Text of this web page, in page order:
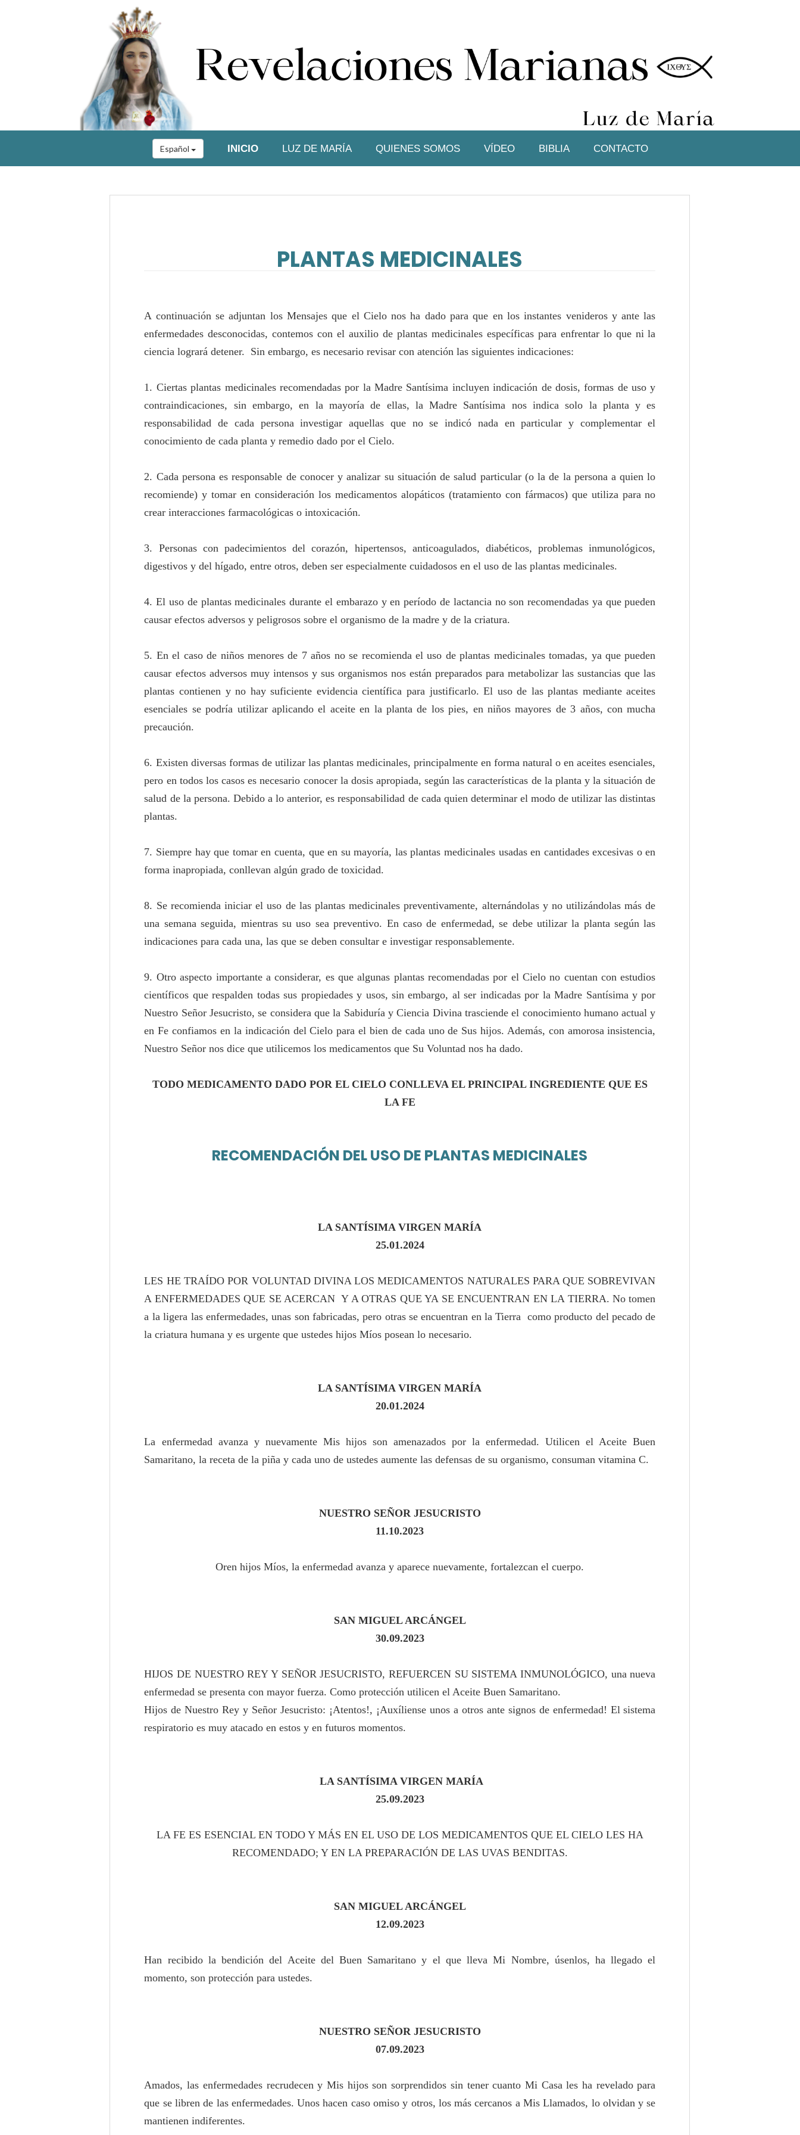
Español INICIO LUZ DE MARÍA QUIENES SOMOS VÍDEO BIBLIA CONTACTO
PLANTAS MEDICINALES
A continuación se adjuntan los Mensajes que el Cielo nos ha dado para que en los instantes venideros y ante las
enfermedades desconocidas, contemos con el auxilio de plantas medicinales específicas para enfrentar lo que ni la
ciencia logrará detener. Sin embargo, es necesario revisar con atención las siguientes indicaciones:
1. Ciertas plantas medicinales recomendadas por la Madre Santísima incluyen indicación de dosis, formas de uso y
contraindicaciones, sin embargo, en la mayoría de ellas, la Madre Santísima nos indica solo la planta y es
responsabilidad de cada persona investigar aquellas que no se indicó nada en particular y complementar el
conocimiento de cada planta y remedio dado por el Cielo.
2. Cada persona es responsable de conocer y analizar su situación de salud particular (o la de la persona a quien lo
recomiende) y tomar en consideración los medicamentos alopáticos (tratamiento con fármacos) que utiliza para no
crear interacciones farmacológicas o intoxicación.
3. Personas con padecimientos del corazón, hipertensos, anticoagulados, diabéticos, problemas inmunológicos,
digestivos y del hígado, entre otros, deben ser especialmente cuidadosos en el uso de las plantas medicinales.
4. El uso de plantas medicinales durante el embarazo y en período de lactancia no son recomendadas ya que pueden
causar efectos adversos y peligrosos sobre el organismo de la madre y de la criatura.
5. En el caso de niños menores de 7 años no se recomienda el uso de plantas medicinales tomadas, ya que pueden
causar efectos adversos muy intensos y sus organismos nos están preparados para metabolizar las sustancias que las
plantas contienen y no hay suficiente evidencia científica para justificarlo. El uso de las plantas mediante aceites
esenciales se podría utilizar aplicando el aceite en la planta de los pies, en niños mayores de 3 años, con mucha
precaución.
6. Existen diversas formas de utilizar las plantas medicinales, principalmente en forma natural o en aceites esenciales,
pero en todos los casos es necesario conocer la dosis apropiada, según las características de la planta y la situación de
salud de la persona. Debido a lo anterior, es responsabilidad de cada quien determinar el modo de utilizar las distintas
plantas.
7. Siempre hay que tomar en cuenta, que en su mayoría, las plantas medicinales usadas en cantidades excesivas o en
forma inapropiada, conllevan algún grado de toxicidad.
8. Se recomienda iniciar el uso de las plantas medicinales preventivamente, alternándolas y no utilizándolas más de
una semana seguida, mientras su uso sea preventivo. En caso de enfermedad, se debe utilizar la planta según las
indicaciones para cada una, las que se deben consultar e investigar responsablemente.
9. Otro aspecto importante a considerar, es que algunas plantas recomendadas por el Cielo no cuentan con estudios
científicos que respalden todas sus propiedades y usos, sin embargo, al ser indicadas por la Madre Santísima y por
Nuestro Señor Jesucristo, se considera que la Sabiduría y Ciencia Divina trasciende el conocimiento humano actual y
en Fe confiamos en la indicación del Cielo para el bien de cada uno de Sus hijos. Además, con amorosa insistencia,
Nuestro Señor nos dice que utilicemos los medicamentos que Su Voluntad nos ha dado.
TODO MEDICAMENTO DADO POR EL CIELO CONLLEVA EL PRINCIPAL INGREDIENTE QUE ES
LA FE
RECOMENDACIÓN DEL USO DE PLANTAS MEDICINALES
LA SANTÍSIMA VIRGEN MARÍA
25.01.2024
LES HE TRAÍDO POR VOLUNTAD DIVINA LOS MEDICAMENTOS NATURALES PARA QUE SOBREVIVAN
A ENFERMEDADES QUE SE ACERCAN Y A OTRAS QUE YA SE ENCUENTRAN EN LA TIERRA. No tomen
a la ligera las enfermedades, unas son fabricadas, pero otras se encuentran en la Tierra como producto del pecado de
la criatura humana y es urgente que ustedes hijos Míos posean lo necesario.
LA SANTÍSIMA VIRGEN MARÍA
20.01.2024
La enfermedad avanza y nuevamente Mis hijos son amenazados por la enfermedad. Utilicen el Aceite Buen
Samaritano, la receta de la piña y cada uno de ustedes aumente las defensas de su organismo, consuman vitamina C.
NUESTRO SEÑOR JESUCRISTO
11.10.2023
Oren hijos Míos, la enfermedad avanza y aparece nuevamente, fortalezcan el cuerpo.
SAN MIGUEL ARCÁNGEL
30.09.2023
HIJOS DE NUESTRO REY Y SEÑOR JESUCRISTO, REFUERCEN SU SISTEMA INMUNOLÓGICO, una nueva
enfermedad se presenta con mayor fuerza. Como protección utilicen el Aceite Buen Samaritano.
Hijos de Nuestro Rey y Señor Jesucristo: ¡Atentos!, ¡Auxíliense unos a otros ante signos de enfermedad! El sistema
respiratorio es muy atacado en estos y en futuros momentos.
LA SANTÍSIMA VIRGEN MARÍA
25.09.2023
LA FE ES ESENCIAL EN TODO Y MÁS EN EL USO DE LOS MEDICAMENTOS QUE EL CIELO LES HA
RECOMENDADO; Y EN LA PREPARACIÓN DE LAS UVAS BENDITAS.
SAN MIGUEL ARCÁNGEL
12.09.2023
Han recibido la bendición del Aceite del Buen Samaritano y el que lleva Mi Nombre, úsenlos, ha llegado el
momento, son protección para ustedes.
NUESTRO SEÑOR JESUCRISTO
07.09.2023
Amados, las enfermedades recrudecen y Mis hijos son sorprendidos sin tener cuanto Mi Casa les ha revelado para
que se libren de las enfermedades. Unos hacen caso omiso y otros, los más cercanos a Mis Llamados, lo olvidan y se
mantienen indiferentes.